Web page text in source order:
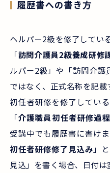
履歴書への書き方
ヘルパー2級を修了してい
「訪問介護員2級養成研修
ルパー2級」や「訪問介
ではなく、正式名称を記載
初任者研修を修了してい
「介護職員初任者研修過
受講中でも履歴書に書け
初任者研修修了見込み」
見込」を書く場合、日付は